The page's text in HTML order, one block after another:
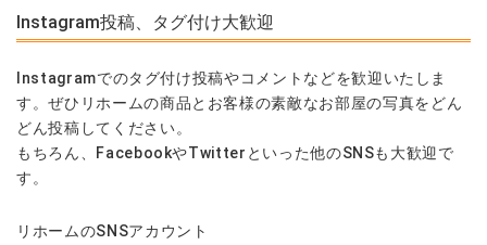
Instagram投稿、タグ付け大歓迎
Instagramでのタグ付け投稿やコメントなどを歓迎いたしま
す。ぜひリホームの商品とお客様の素敵なお部屋の写真をどん
どん投稿してください。
もちろん、FacebookやTwitterといった他のSNSも大歓迎で
す。
リホームのSNSアカウント